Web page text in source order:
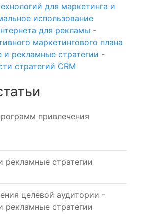
для маркетинга и
использование
для рекламы -
маркетингового плана
рекламные стратегии -
стратегий CRM
привлечения
рекламные стратегии
целевой аудитории -
рекламные стратегии